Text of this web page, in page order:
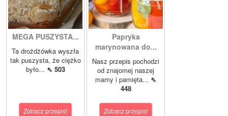
MEGA PUSZYSTA...
Ta drożdżówka wyszła
tak puszysta, że ciężko
było... ⇖ 503
Zobacz przepis!
Papryka
marynowana do...
Nasz przepis pochodzi
od znajomej naszej
mamy i pamięta... ⇖
448
Zobacz przepis!